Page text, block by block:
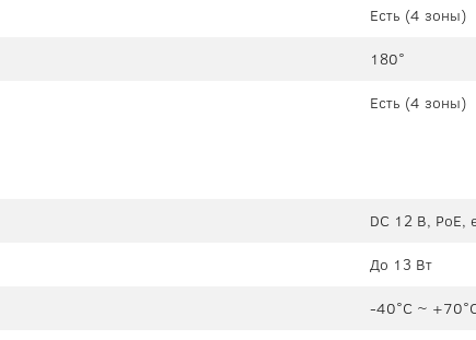
Есть (4 зоны)
180°
Есть (4 зоны)
DC 12 В, PoE,
До 13 Вт
-40°C ~